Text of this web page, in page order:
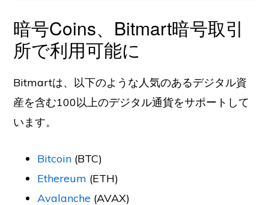
暗号Coins、Bitmart暗号取引
所で利用可能に
Bitmartは、以下のような人気のあるデジタル資
産を含む100以上のデジタル通貨をサポートして
います。
Bitcoin (BTC)
Ethereum (ETH)
Avalanche (AVAX)